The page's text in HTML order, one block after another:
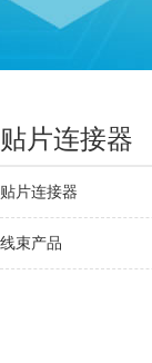
贴片连接器
贴片连接器
线束产品